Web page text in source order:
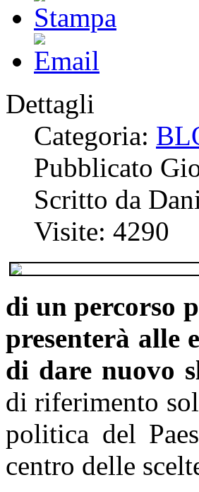
Dettagli
Categoria:
Pubblicato
Scritto da
Visite: 4290
di un percorso
presenterà alle
di dare nuovo
di riferimento
politica del
centro delle